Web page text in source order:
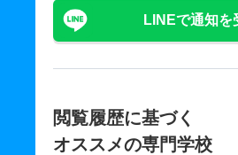
LINEで通知を
閲覧履歴に基づく
オススメの専門学校